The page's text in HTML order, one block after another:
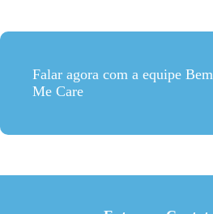
Falar agora com a equipe Bem
Me Care